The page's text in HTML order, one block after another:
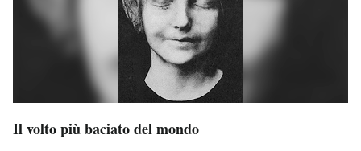
Il volto più baciato del mondo